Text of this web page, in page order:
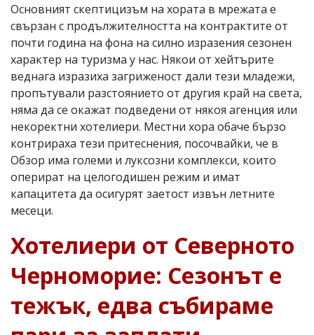
Основният скептицизъм на хората в мрежата е
свързан с продължителността на контрактите от
почти година на фона на силно изразения сезонен
характер на туризма у нас. Някои от хейтърите
веднага изразиха загриженост дали тези младежи,
пропътували разстоянието от другия край на света,
няма да се окажат подведени от някоя агенция или
некоректни хотелиери. Местни хора обаче бързо
контрираха тези притеснения, посочвайки, че в
Обзор има големи и луксозни комплекси, които
оперират на целогодишен режим и имат
капацитета да осигурят заетост извън летните
месеци.
Хотелиери от Северното
Черноморие: Сезонът е
тежък, едва събираме